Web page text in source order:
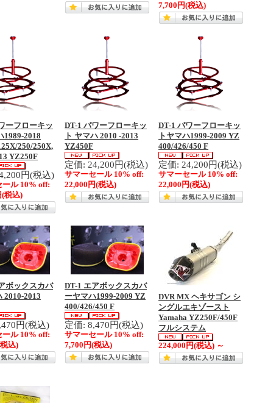
7,700円(税込)
ーフローキッ
1989-2018
250/250X,
YZ250F
円(税込)
ール 10% off:
(税込)
DT-1 パワーフローキッ
ト ヤマハ 2010 -2013
YZ450F
定価: 24,200円(税込)
サマーセール 10% off:
22,000円(税込)
DT-1 パワーフローキッ
トヤマハ1999-2009 YZ
400/426/450 F
定価: 24,200円(税込)
サマーセール 10% off:
22,000円(税込)
ボックスカバ
2010-2013
円(税込)
ール 10% off:
込)
DT-1 エアボックスカバ
ーヤマハ1999-2009 YZ
400/426/450 F
定価: 8,470円(税込)
サマーセール 10% off:
7,700円(税込)
DVR MX ヘキサゴン シ
ングルエキゾースト
Yamaha YZ250F/450F
フルシステム
224,000円(税込) ～